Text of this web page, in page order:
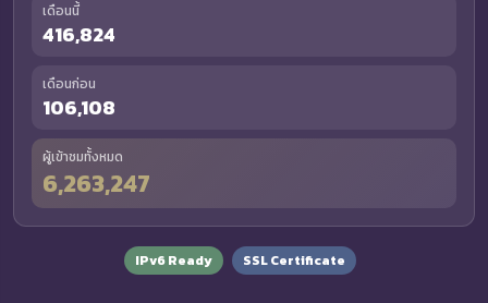
เดือนนี้
416,824
เดือนก่อน
106,108
ผู้เข้าชมทั้งหมด
6,263,247
IPv6 Ready SSL Certificate